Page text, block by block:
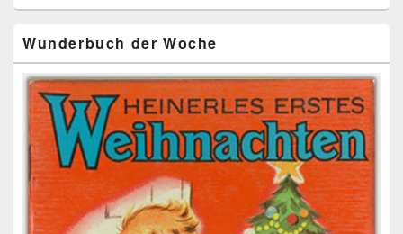
Wunderbuch der Woche